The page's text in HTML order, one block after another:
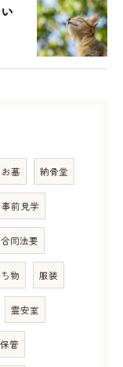
お墓 納骨堂
事前見学
合同法要
物 服装
霊安室
管